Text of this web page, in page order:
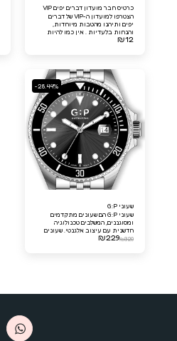
כרטיס חבר מועדון דברים יפים VIP
הצטרפו למועדון ה-VIP של דברים
יפים ותיהנו מהטבות מיוחדות,
והנחות בלעדיות . אין כמו להיות
חבר מועדון דברים יפים VIP!
₪12
-28.44%
שעוני G:P
שעוני G:P הם שעונים מתקדמים
ומסוגננים, המשלבים טכנולוגיה
חדשנית עם עיצוב אלגנטי. שעונים
אלו מציעים פונקציות מדויקות
₪320
₪229